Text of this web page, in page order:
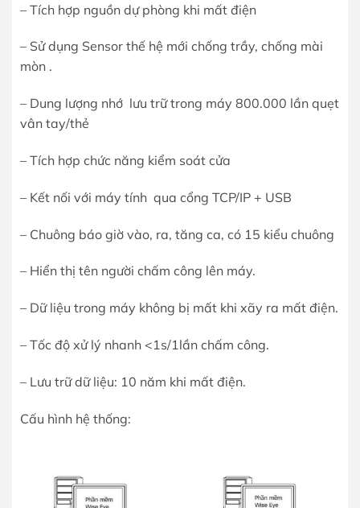
– Tích hợp nguồn dự phòng khi mất điện
– Sử dụng Sensor thế hệ mới chống trầy, chống mài
mòn .
– Dung lượng nhớ lưu trữ trong máy 800.000 lần quẹt
vân tay/thẻ
– Tích hợp chức năng kiểm soát cửa
– Kết nối với máy tính qua cổng TCP/IP + USB
– Chuông báo giờ vào, ra, tăng ca, có 15 kiểu chuông
– Hiển thị tên người chấm công lên máy.
– Dữ liệu trong máy không bị mất khi xãy ra mất điện.
– Tốc độ xử lý nhanh <1s/1lần chấm công.
– Lưu trữ dữ liệu: 10 năm khi mất điện.
Cấu hình hệ thống: